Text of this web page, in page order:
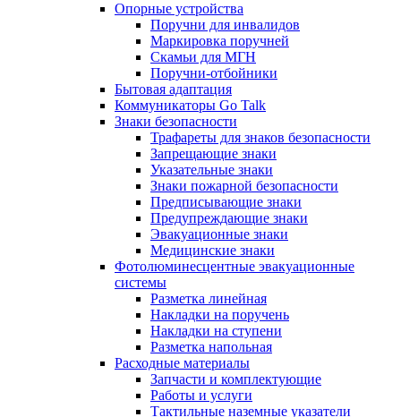
Опорные устройства
Поручни для инвалидов
Маркировка поручней
Скамьи для МГН
Поручни-отбойники
Бытовая адаптация
Коммуникаторы Go Talk
Знаки безопасности
Трафареты для знаков безопасности
Запрещающие знаки
Указательные знаки
Знаки пожарной безопасности
Предписывающие знаки
Предупреждающие знаки
Эвакуационные знаки
Медицинские знаки
Фотолюминесцентные эвакуационные
системы
Разметка линейная
Накладки на поручень
Накладки на ступени
Разметка напольная
Расходные материалы
Запчасти и комплектующие
Работы и услуги
Тактильные наземные указатели